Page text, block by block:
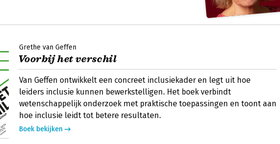
Grethe van Geffen
Voorbij het verschil
Van Geffen ontwikkelt een concreet inclusiekader en legt uit hoe
leiders inclusie kunnen bewerkstelligen. Het boek verbindt
wetenschappelijk onderzoek met praktische toepassingen en toont aan
hoe inclusie leidt tot betere resultaten.
Boek bekijken